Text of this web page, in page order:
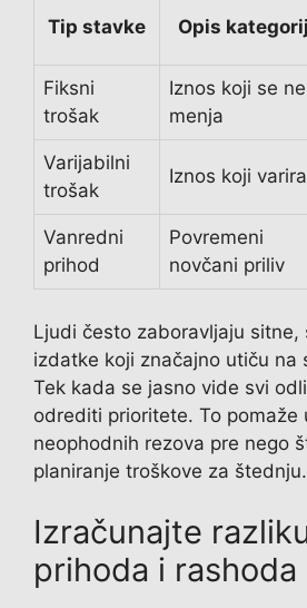
Tip stavke Opis
Fiksni
trošak
Iznos koji se ne
menja
Varijabilni
trošak
Iznos koji varira
Vanredni
prihod
Povremeni
novčani priliv
Ljudi često zaboravljaju sitne,
izdatke koji značajno utiču na
Tek kada se jasno vide svi
odrediti prioritete. To pomaže
neophodnih rezova pre nego
planiranje troškove za štednju.
Izračunajte
prihoda i rashoda